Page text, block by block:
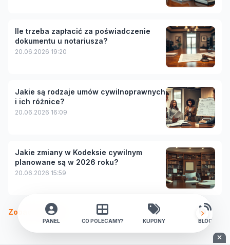
Ile trzeba zapłacić za poświadczenie
dokumentu u notariusza?
20.06.2026 19:20
Jakie są rodzaje umów cywilnoprawnych
i ich różnice?
20.06.2026 16:09
Jakie zmiany w Kodeksie cywilnym
planowane są w 2026 roku?
20.06.2026 15:59
Zobacz więcej
PANEL CO POLECAMY? KUPONY BLOG